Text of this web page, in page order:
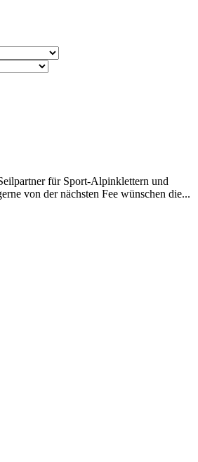
für Sport-Alpinklettern und
von der nächsten Fee wünschen die...